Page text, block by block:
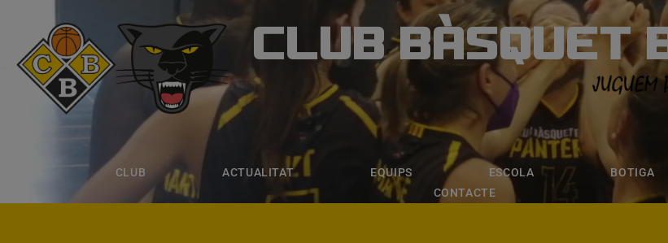
CLUB BÀSQUET
CLUB ACTUALITAT EQUIPS ESCOLA BOTIGA
CONTACTE
CLUB BÀSQUET
ACTUALITAT ESCOLA BOTIGA